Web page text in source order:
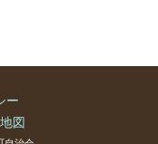
ー
図